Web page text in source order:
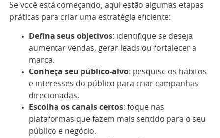
Se você está começando, aqui estão algumas etapas
práticas para criar uma estratégia eficiente:
Defina seus objetivos: identifique se deseja
aumentar vendas, gerar leads ou fortalecer a
marca.
Conheça seu público-alvo: pesquise os hábitos
e interesses do público para criar campanhas
direcionadas.
Escolha os canais certos: foque nas
plataformas que fazem mais sentido para o seu
público e negócio.